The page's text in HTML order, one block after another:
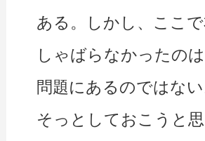
ある。しかし、ここ
しゃばらなかったの
問題にあるのではない
そっとしておこうと